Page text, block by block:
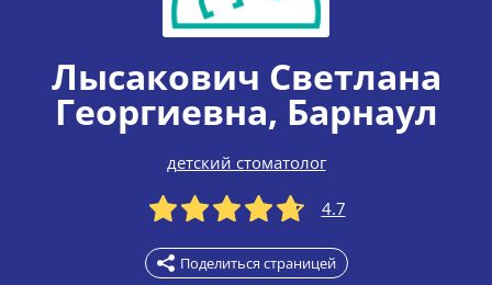
Лысакович Светлана
Георгиевна, Барнаул
детский стоматолог
4.7
Поделиться страницей